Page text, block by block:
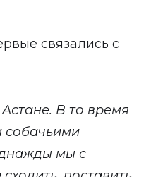
связались с
Астане. В то время
собачьими
мы с